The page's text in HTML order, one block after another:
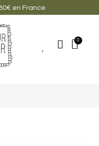
en France